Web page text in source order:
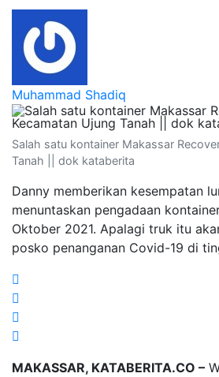
Muhammad Shadiq
Salah satu kontainer Makassar
Tanah || dok kataberita
Danny memberikan kesempatan
menuntaskan pengadaan
Oktober 2021. Apalagi truk itu
posko penanganan Covid-19 di
MAKASSAR, KATABERITA.CO –